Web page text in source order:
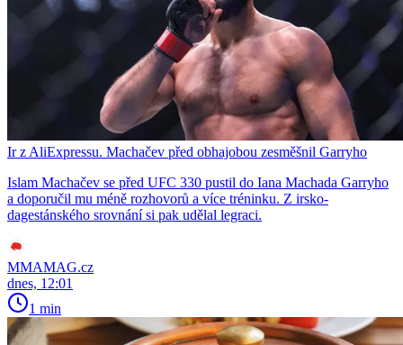
Ir z AliExpressu. Machačev před obhajobou zesměšnil Garryho
Islam Machačev se před UFC 330 pustil do Iana Machada Garryho
a doporučil mu méně rozhovorů a více tréninku. Z irsko-
dagestánského srovnání si pak udělal legraci.
MMAMAG.cz
dnes, 12:01
1 min